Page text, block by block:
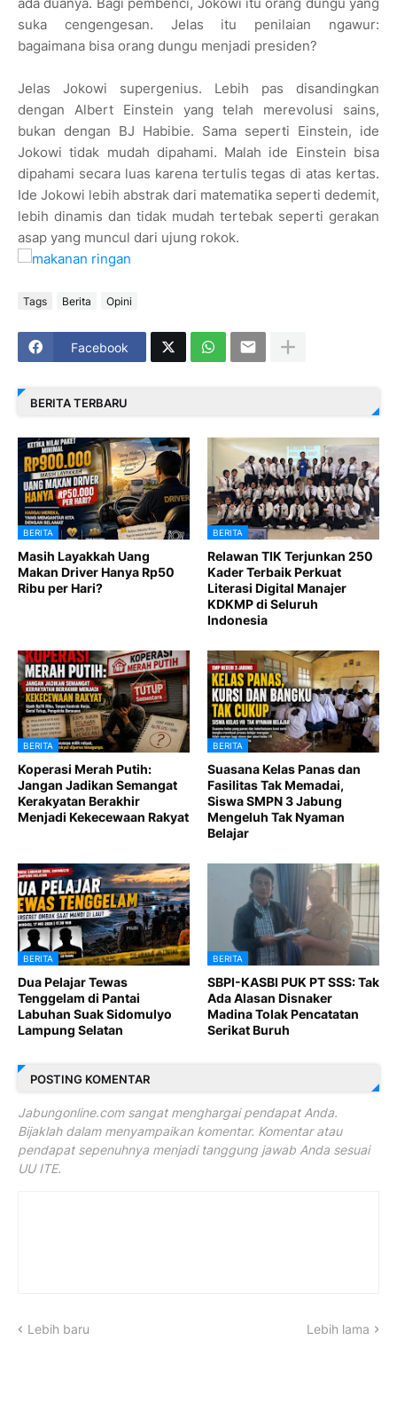
ada duanya. Bagi pembenci, Jokowi itu orang dungu yang
suka cengengesan. Jelas itu penilaian ngawur:
bagaimana bisa orang dungu menjadi presiden?
Jelas Jokowi supergenius. Lebih pas disandingkan
dengan Albert Einstein yang telah merevolusi sains,
bukan dengan BJ Habibie. Sama seperti Einstein, ide
Jokowi tidak mudah dipahami. Malah ide Einstein bisa
dipahami secara luas karena tertulis tegas di atas kertas.
Ide Jokowi lebih abstrak dari matematika seperti dedemit,
lebih dinamis dan tidak mudah tertebak seperti gerakan
asap yang muncul dari ujung rokok.
Tags Berita Opini
Facebook
BERITA TERBARU
BERITA
Masih Layakkah Uang
Makan Driver Hanya Rp50
Ribu per Hari?
BERITA
Relawan TIK Terjunkan 250
Kader Terbaik Perkuat
Literasi Digital Manajer
KDKMP di Seluruh
Indonesia
BERITA
Koperasi Merah Putih:
Jangan Jadikan Semangat
Kerakyatan Berakhir
Menjadi Kekecewaan Rakyat
BERITA
Suasana Kelas Panas dan
Fasilitas Tak Memadai,
Siswa SMPN 3 Jabung
Mengeluh Tak Nyaman
Belajar
BERITA
Dua Pelajar Tewas
Tenggelam di Pantai
Labuhan Suak Sidomulyo
Lampung Selatan
BERITA
SBPI-KASBI PUK PT SSS: Tak
Ada Alasan Disnaker
Madina Tolak Pencatatan
Serikat Buruh
POSTING KOMENTAR
Jabungonline.com sangat menghargai pendapat Anda.
Bijaklah dalam menyampaikan komentar. Komentar atau
pendapat sepenuhnya menjadi tanggung jawab Anda sesuai
UU ITE.
Lebih baru Lebih lama